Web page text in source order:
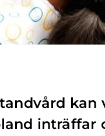
kan
inträffar